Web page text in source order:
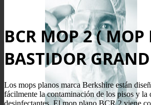
BCR MOP 2 ( MOP
BASTIDOR
Los mops planos marca Berkshire están
fácilmente la contaminación de los pisos y la